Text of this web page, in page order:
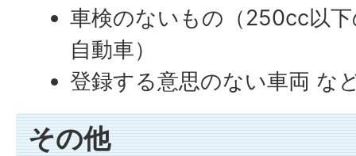
車検のないもの（250cc以
自動車）
登録する意思のない車両 な
その他